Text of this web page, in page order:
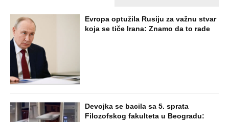
Evropa optužila Rusiju za važnu stvar
koja se tiče Irana: Znamo da to rade
Devojka se bacila sa 5. sprata
Filozofskog fakulteta u Beogradu: